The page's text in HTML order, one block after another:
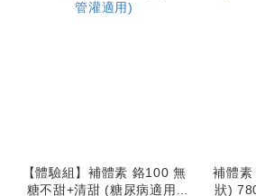
【體驗組】補體素 鉻100 無
糖不甜+清甜 (糖尿病適用)
補體
狀)